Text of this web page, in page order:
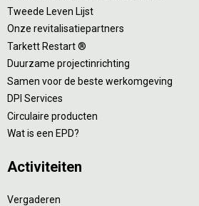
Tweede Leven Lijst
Onze revitalisatiepartners
Tarkett Restart ®
Duurzame projectinrichting
Samen voor de beste werkomgeving
DPI Services
Circulaire producten
Wat is een EPD?
Activiteiten
Vergaderen